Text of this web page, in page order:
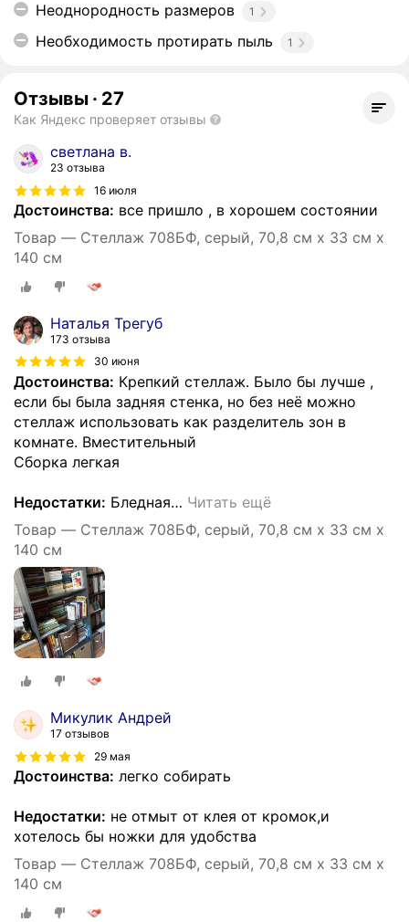
Неоднородность размеров 1
Необходимость протирать пыль 1
Отзывы · 27
Как Яндекс проверяет отзывы
светлана в.
23 отзыва
16 июля
Достоинства: все пришло , в хорошем состоянии
Товар — Стеллаж 708БФ, серый, 70,8 см х 33 см х
140 см
Наталья Трегуб
173 отзыва
30 июня
Достоинства: Крепкий стеллаж. Было бы лучше ,
если бы была задняя стенка, но без неё можно
стеллаж использовать как разделитель зон в
комнате. Вместительный
Сборка легкая
Недостатки: Бледная… Читать ещё
Товар — Стеллаж 708БФ, серый, 70,8 см х 33 см х
140 см
Микулик Андрей
17 отзывов
29 мая
Достоинства: легко собирать
Недостатки: не отмыт от клея от кромок,и
хотелось бы ножки для удобства
Товар — Стеллаж 708БФ, серый, 70,8 см х 33 см х
140 см